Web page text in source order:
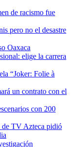
de racismo fue
pero no el desastre
Oaxaca
elige la carrera
“Joker: Folie à
un contrato con el
con 200
de TV Azteca pidió